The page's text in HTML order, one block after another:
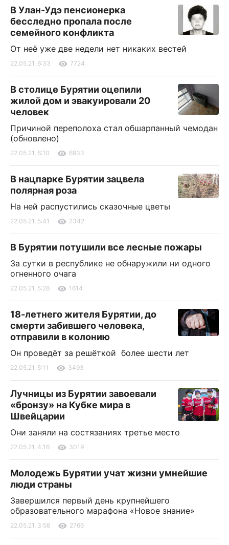
В Улан-Удэ пенсионерка
бесследно пропала после
семейного конфликта
От неё уже две недели нет никаких вестей
22.05.21, 6:33 7724
В столице Бурятии оцепили
жилой дом и эвакуировали 20
человек
Причиной переполоха стал обшарпанный чемодан
(обновлено)
22.05.21, 6:10 6933
В нацпарке Бурятии зацвела
полярная роза
На ней распустились сказочные цветы
22.05.21, 5:41 2342
В Бурятии потушили все лесные пожары
За сутки в республике не обнаружили ни одного
огненного очага
22.05.21, 5:28 1614
18-летнего жителя Бурятии, до
смерти забившего человека,
отправили в колонию
Он проведёт за решёткой более шести лет
22.05.21, 5:11 3493
Лучницы из Бурятии завоевали
«бронзу» на Кубке мира в
Швейцарии
Они заняли на состязаниях третье место
22.05.21, 4:16 3019
Молодежь Бурятии учат жизни умнейшие
люди страны
Завершился первый день крупнейшего
образовательного марафона «Новое знание»
22.05.21, 3:58 2766